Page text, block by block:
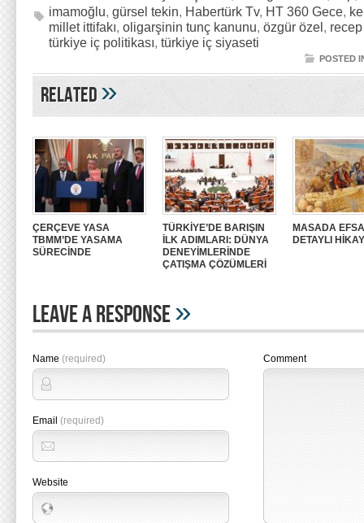
imamoğlu, gürsel tekin, Habertürk Tv, HT 360 Gece,
millet ittifakı, oligarşinin tunç kanunu, özgür özel,
türkiye iç politikası, türkiye iç siyaseti
POSTED
Related»
ÇERÇEVE YASA
TBMM’DE YASAMA
SÜRECİNDE
TÜRKİYE’DE BARIŞIN
İLK ADIMLARI: DÜNYA
DENEYİMLERİNDE
ÇATIŞMA ÇÖZÜMLERİ
MASADA
DETAYLI
Leave A Response»
Name (required)
Email (required)
Website
Comment